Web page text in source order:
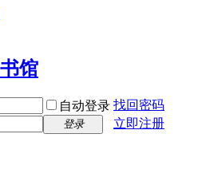
自动登录 找回密码
登录
立即注册